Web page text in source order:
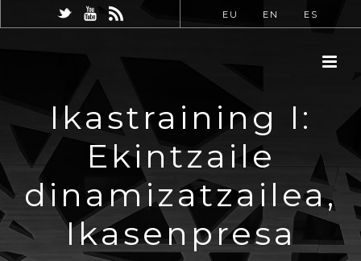
EU EN ES
Ikastraining I:
Ekintzaile
dinamizatzailea,
Ikasenpresa